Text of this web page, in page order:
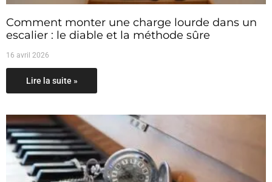
Comment monter une charge lourde dans un
escalier : le diable et la méthode sûre
16 avril 2026
Lire la suite »